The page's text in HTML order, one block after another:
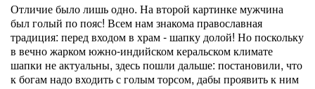
Отличие было лишь одно. На второй картинке мужчина
был голый по пояс! Всем нам знакома православная
традиция: перед входом в храм - шапку долой! Но поскольку
в вечно жарком южно-индийском керальском климате
шапки не актуальны, здесь пошли дальше: постановили, что
к богам надо входить с голым торсом, дабы проявить к ним